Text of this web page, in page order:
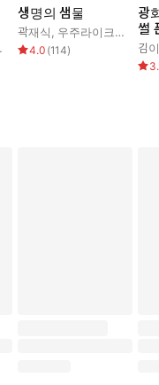
생명의 샘물
곽재식, 우주라이크소설
4.0 (114)
광
썰
김